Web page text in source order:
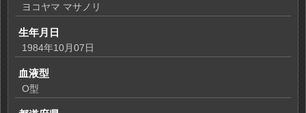
ヨコヤマ マサノリ
生年月日
1984年10月07日
血液型
O型